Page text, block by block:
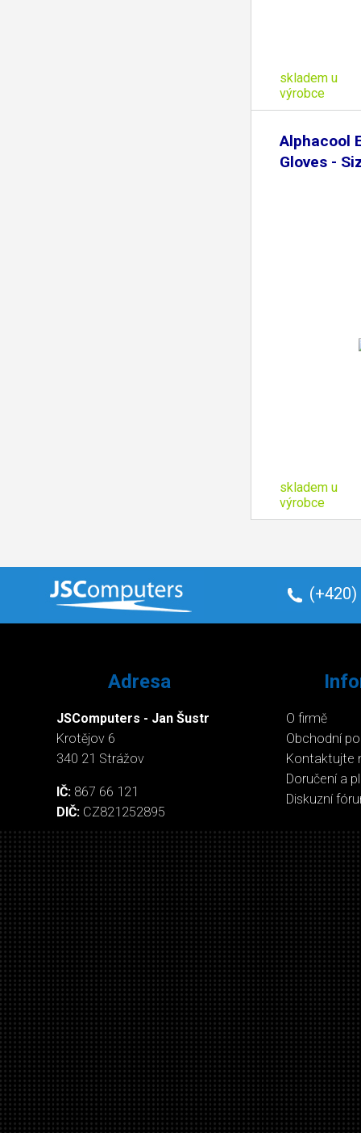
skladem u
výrobce
Alphacool
Gloves -
skladem u
výrobce
(+420)
Adresa
JSComputers - Jan Šustr
Krotějov 6
340 21 Strážov
IČ: 867 66 121
DIČ: CZ821252895
O firmě
Obchodní
Kontaktujte
Doručení a
Diskuzní